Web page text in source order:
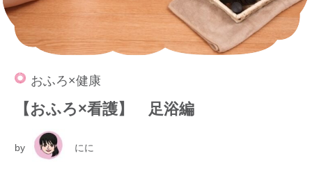
おふろ×健康
【おふろ×看護】 足浴編
by にに